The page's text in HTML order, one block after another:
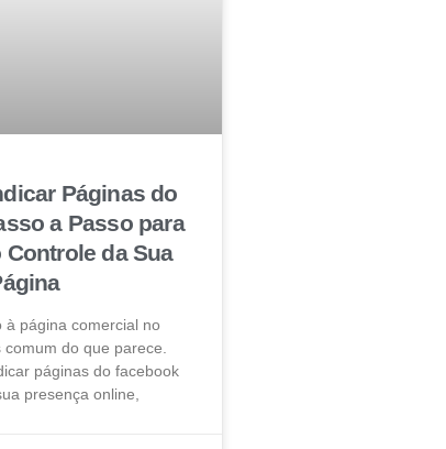
Páginas do
a Passo para
Controle da Sua
à página comercial no
do que parece.
páginas do facebook
presença online,